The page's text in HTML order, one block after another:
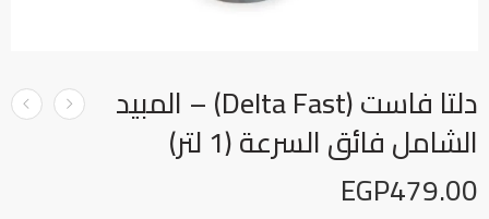
دلتا فاست (Delta Fast) – المبيد
الشامل فائق السرعة (1 لتر)
EGP479.00